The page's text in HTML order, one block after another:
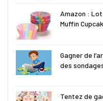
Amazon :
Muffin
Gagner de
des
Tentez de